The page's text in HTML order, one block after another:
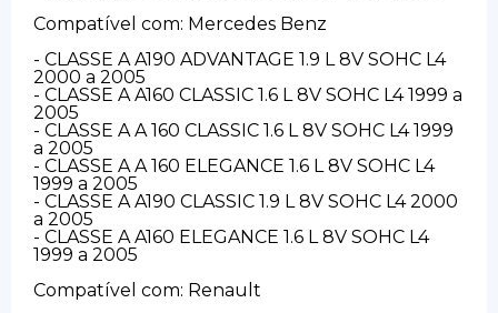
Compatível com: Mercedes Benz
- CLASSE A A190 ADVANTAGE 1.9 L 8V SOHC L4
2000 a 2005
- CLASSE A A160 CLASSIC 1.6 L 8V SOHC L4 1999 a
2005
- CLASSE A A 160 CLASSIC 1.6 L 8V SOHC L4 1999
a 2005
- CLASSE A A 160 ELEGANCE 1.6 L 8V SOHC L4
1999 a 2005
- CLASSE A A190 CLASSIC 1.9 L 8V SOHC L4 2000
a 2005
- CLASSE A A160 ELEGANCE 1.6 L 8V SOHC L4
1999 a 2005
Compatível com: Renault